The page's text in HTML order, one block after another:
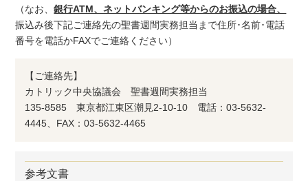
（なお、銀行ATM、ネットバンキング等からのお振込の場合、
振込み後下記ご連絡先の聖書週間実務担当まで住所･名前･電話
番号を電話かFAXでご連絡ください）
【ご連絡先】
カトリック中央協議会 聖書週間実務担当
135-8585 東京都江東区潮見2-10-10 電話：03-5632-
4445、FAX：03-5632-4465
参考文書